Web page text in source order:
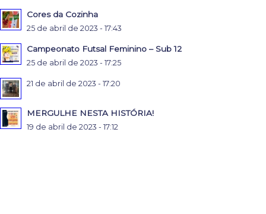
Cores da Cozinha
25 de abril de 2023 - 17:43
Campeonato Futsal Feminino – Sub 12
25 de abril de 2023 - 17:25
21 de abril de 2023 - 17:20
MERGULHE NESTA HISTÓRIA!
19 de abril de 2023 - 17:12